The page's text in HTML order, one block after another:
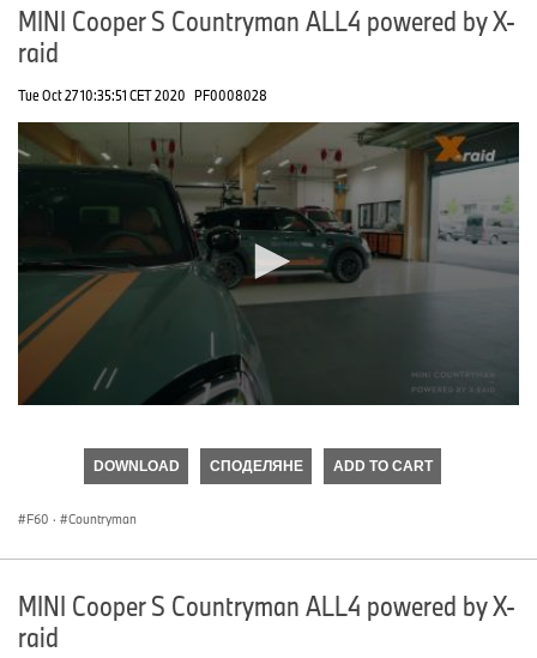
MINI Cooper S Countryman ALL4 powered by X-
raid
Tue Oct 27 10:35:51 CET 2020 PF0008028
seconds
DOWNLOAD СПОДЕЛЯНЕ ADD TO CART
F60 · Countryman
MINI Cooper S Countryman ALL4 powered by X-
raid